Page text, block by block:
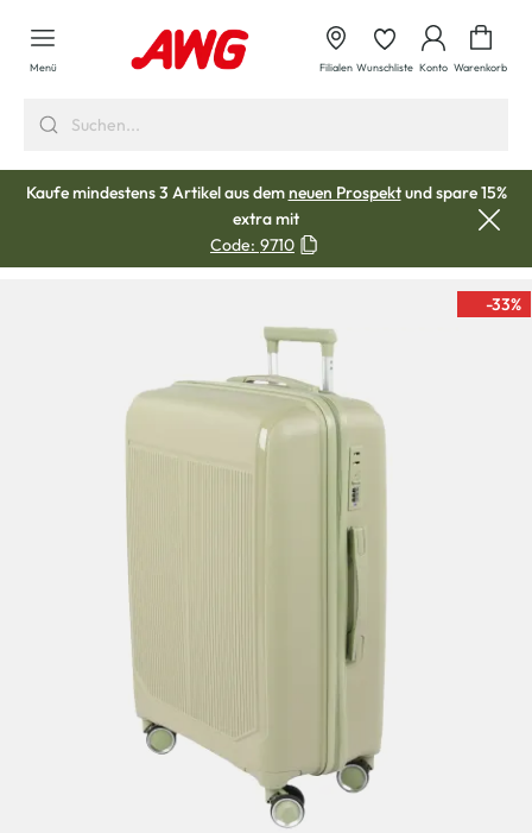
springen
Menü Filialen Wunschliste Konto Warenkorb
Kaufe mindestens 3 Artikel aus demneuen Prospektund spare 15%
extra mit
Code: 9710
-33%